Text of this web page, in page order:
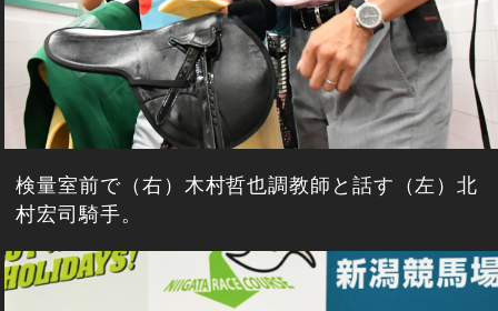
検量室前で（右）木村哲也調教師と話す（左）北
村宏司騎手。